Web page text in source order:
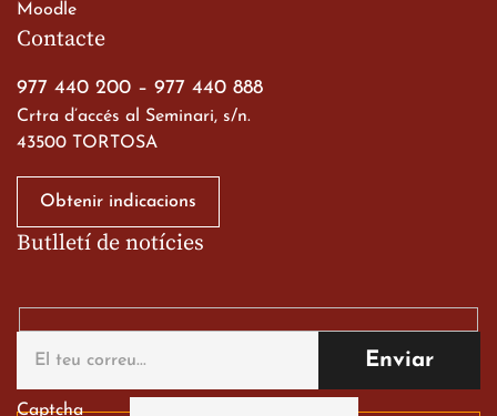
a les ciutats imperials
alumnes al Tortosa
English Festival
13 de març de 2026
Contacte
977 440 200 – 977 440 888
Crtra d’accés al Seminari, s/n.
43500 TORTOSA
Obtenir indicacions
Moodle
Butlletí de notícies
Captcha